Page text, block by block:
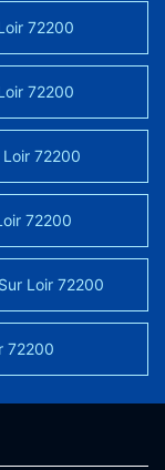
72200
72200
72200
72200
Loir 72200
72200